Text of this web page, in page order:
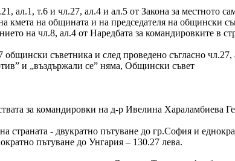
ал.1, т.6 и чл.27, ал.4 и ал.5 от Закона за местното
кмета на общината и на председателя на общински
на чл.8, ал.4 от Наредбата за командировките в
съветника и след проведено съгласно
и „въздържали се” няма, Общински съвет
за командировки на д-р Ивелина Хараламбиева
страната - двукратно пътуване до гр.София и
пътуване до Унгария – 130.27 лева.